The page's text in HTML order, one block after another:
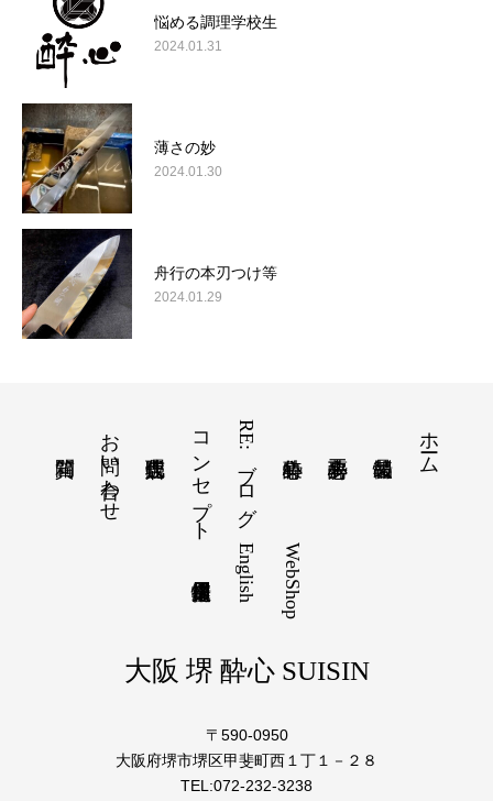
悩める調理学校生
2024.01.31
薄さの妙
2024.01.30
舟行の本刃つけ等
2024.01.29
ホーム
RE:ブログ
コンセプト
お問い合わせ
WebShop
English
大阪 堺 酔心 SUISIN
〒590-0950
大阪府堺市堺区甲斐町西１丁１－２８
TEL:072-232-3238